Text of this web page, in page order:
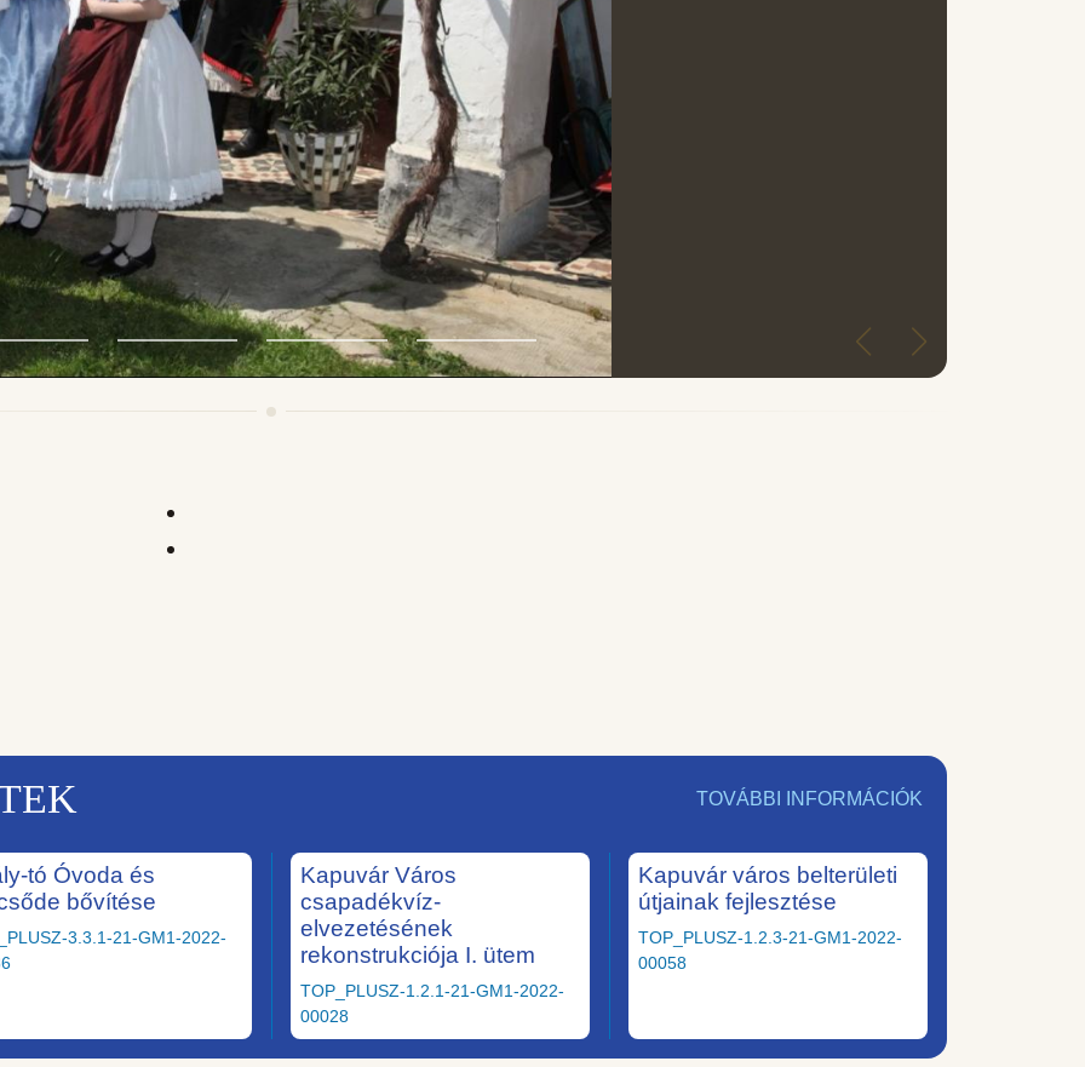
TOVÁBBI INFORMÁCIÓK
tó Óvoda és
bővítése
3.3.1-21-GM1-2022-
Kapuvár Város
csapadékvíz-
elvezetésének
rekonstrukciója I. ütem
TOP_PLUSZ-1.2.1-21-GM1-2022-
00028
Kapuvár város belterületi
útjainak fejlesztése
TOP_PLUSZ-1.2.3-21-GM1-2022-
00058